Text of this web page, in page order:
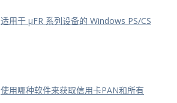
适用于 μFR 系列设备的 Windows PS/CS
使用哪种软件来获取信用卡PAN和所有